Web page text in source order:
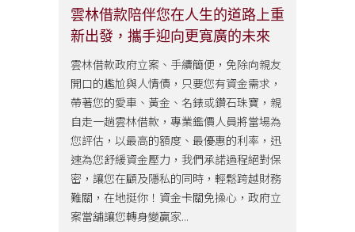
雲林借款陪伴您在人生的道路上重
新出發，攜手迎向更寬廣的未來
雲林借款政府立案、手續簡便，免除向親友
開口的尷尬與人情債，只要您有資金需求，
帶著您的愛車、黃金、名錶或鑽石珠寶，親
自走一趟雲林借款，專業鑑價人員將當場為
您評估，以最高的額度、最優惠的利率，迅
速為您舒緩資金壓力，我們承諾過程絕對保
密，讓您在顧及隱私的同時，輕鬆跨越財務
難關，在地挺你！資金卡關免操心，政府立
案當舖讓您轉身變贏家...